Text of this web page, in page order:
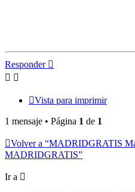
Responder
Vista para imprimir
1 mensaje • Página 1 de 1
Volver a “MADRIDGRATIS
MADRIDGRATIS”
Ir a